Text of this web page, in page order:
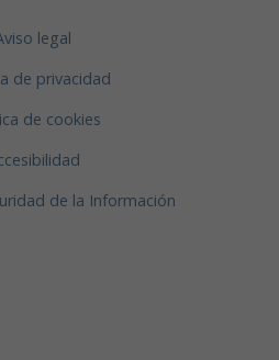
legal
de privacidad
de cookies
de la Información